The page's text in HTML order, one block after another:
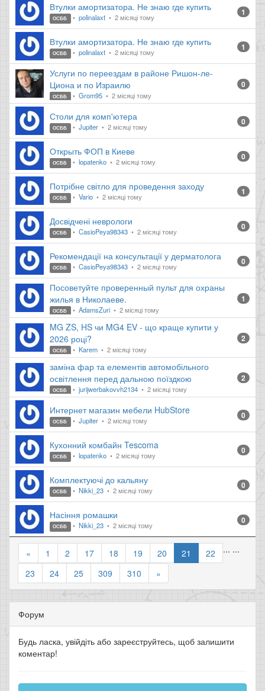
Втулки амортизатора. Не знаю где купить
ОСББ polinalaxt 2 місяці тому 1
Втулки амортизатора. Не знаю где купить
ОСББ polinalaxt 2 місяці тому 1
Услуги по переездам в районе Ришон-ле-
Циона и по Израилю
ОСББ Grom95 2 місяці тому
0
Столи для комп'ютера
ОСББ Jupiter 2 місяці тому 0
Открыть ФОП в Киеве
ОСББ lopatenko 2 місяці тому 0
Потрібне світло для проведення заходу
ОСББ Vario 2 місяці тому 1
Досвідчені неврологи
ОСББ CasioPeya98343 2 місяці тому 0
Рекомендації на консультації у дерматолога
ОСББ CasioPeya98343 2 місяці тому 0
Посоветуйте проверенный пульт для охраны
жилья в Николаеве.
ОСББ AdamsZuri 2 місяці тому
1
MG ZS, HS чи MG4 EV - що краще купити у
2026 році?
ОСББ Karem 2 місяці тому
2
заміна фар та елементів автомобільного
освітлення перед дальною поїздкою
ОСББ jurijwerbakovvh2134 2 місяці тому
2
Интернет магазин мебели HubStore
ОСББ Jupiter 2 місяці тому 0
Кухонний комбайн Tescoma
ОСББ lopatenko 2 місяці тому 0
Комплектуючі до кальяну
ОСББ Nikki_23 2 місяці тому 0
Насіння ромашки
ОСББ Nikki_23 2 місяці тому 0
« 1 2 ...
17 18 19 20 21
22
23
24 25
...
309 310 »
Форум
Будь ласка, увійдіть або зареєструйтесь, щоб залишити
коментар!